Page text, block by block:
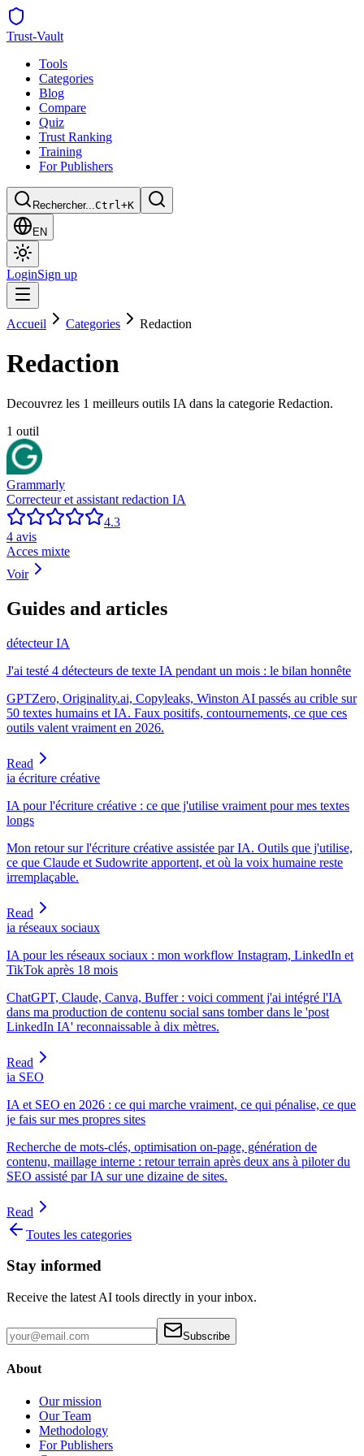
Trust-Vault
Tools
Categories
Blog
Compare
Quiz
Trust Ranking
Training
For Publishers
Rechercher...Ctrl+K
EN
LoginSign up
Accueil Categories Redaction
Redaction
Decouvrez les 1 meilleurs outils IA dans la categorie Redaction.
1 outil
Grammarly
Correcteur et assistant redaction IA
4.3
4 avis
Acces mixte
Voir
Guides and articles
détecteur IA
J'ai testé 4 détecteurs de texte IA pendant un mois : le bilan honnête
GPTZero, Originality.ai, Copyleaks, Winston AI passés au crible sur
50 textes humains et IA. Faux positifs, contournements, ce que ces
outils valent vraiment en 2026.
Read
ia écriture créative
IA pour l'écriture créative : ce que j'utilise vraiment pour mes textes
longs
Mon retour sur l'écriture créative assistée par IA. Outils que j'utilise,
ce que Claude et Sudowrite apportent, et où la voix humaine reste
irremplaçable.
Read
ia réseaux sociaux
IA pour les réseaux sociaux : mon workflow Instagram, LinkedIn et
TikTok après 18 mois
ChatGPT, Claude, Canva, Buffer : voici comment j'ai intégré l'IA
dans ma production de contenu social sans tomber dans le 'post
LinkedIn IA' reconnaissable à dix mètres.
Read
ia SEO
IA et SEO en 2026 : ce qui marche vraiment, ce qui pénalise, ce que
je fais sur mes propres sites
Recherche de mots-clés, optimisation on-page, génération de
contenu, maillage interne : retour terrain après deux ans à piloter du
SEO assisté par IA sur une dizaine de sites.
Read
Toutes les categories
Stay informed
Receive the latest AI tools directly in your inbox.
Subscribe
About
Our mission
Our Team
Methodology
For Publishers